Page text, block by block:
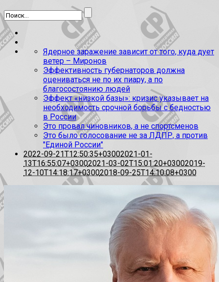
Ядерное заражение зависит от того, куда дует
ветер – Миронов
Эффективность губернаторов должна
оцениваться не по их пиару, а по
благосостоянию людей
Эффект «низкой базы»: кризис указывает на
необходимость срочной борьбы с бедностью
в России
Это провал чиновников, а не спортсменов
Это было голосование не за ЛДПР, а против
"Единой России"
2022-09-21T12:50:35+03002021-01-
13T16:55:07+03002021-03-02T15:01:20+03002019-
12-10T14:18:17+03002018-09-25T14:10:08+0300